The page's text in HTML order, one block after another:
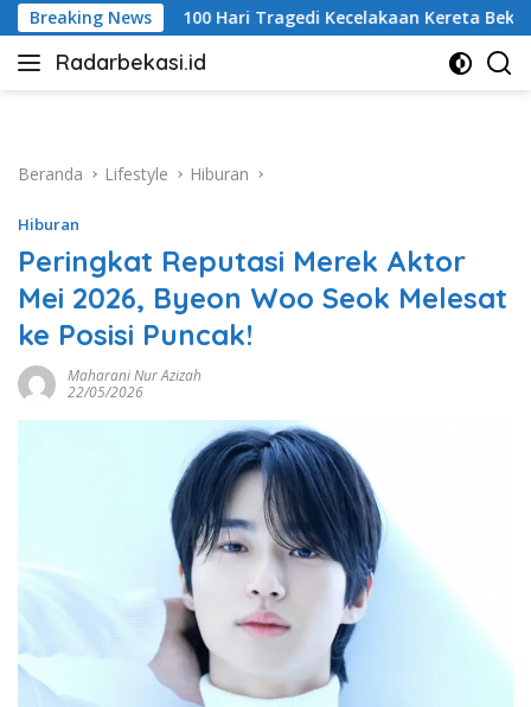
Langsung
ke
konten
Breaking News
Kecelakaan Kereta Bekasi Timur, Keluarga Korban
Radarbekasi.id
Berita
Beranda
Lifestyle Hiburan
Hiburan
Peringkat Reputasi Merek Aktor
Mei 2026, Byeon Woo Seok Melesat
ke Posisi Puncak!
Maharani Nur Azizah
22/05/2026